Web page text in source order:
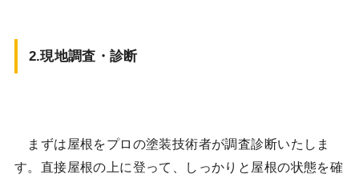
2.現地調査・診断
まずは屋根をプロの塗装技術者が調査診断いたしま
す。直接屋根の上に登って、しっかりと屋根の状態を確